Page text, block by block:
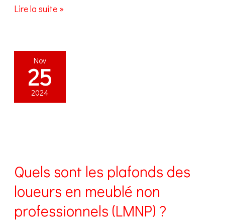
Quasi-
:
Que
peut-
déduire
en
Lire la suite »
Nov
25
2024
Quels sont les plafonds des
loueurs en meublé non
professionnels (LMNP) ?